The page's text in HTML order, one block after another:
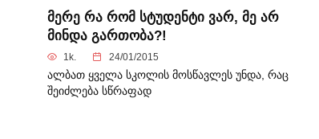
მერე რა რომ სტუდენტი ვარ, მე არ
მინდა გართობა?!
1k. 24/01/2015
ალბათ ყველა სკოლის მოსწავლეს უნდა, რაც
შეიძლება სწრაფად